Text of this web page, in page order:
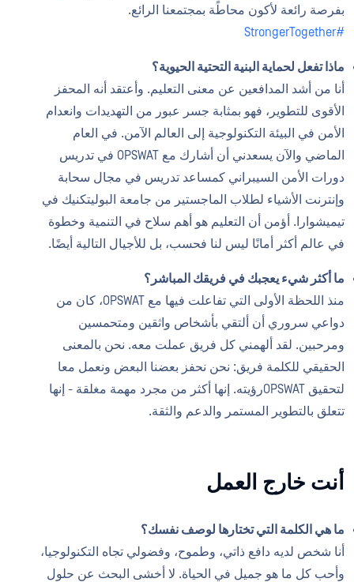
بفرصة رائعة لأكون محاطًة بمجتمعنا الرائع.
#StrongerTogether
ماذا تفعل لحماية البنية التحتية الحيوية؟
أنا من أشد المدافعين عن معنى التعليم. وأعتقد أنه المحفز
الأقوى للتطوير، فهو بمثابة جسر عبور من التهديدات وانعدام
الأمن في البيئة التكنولوجية إلى العالم الآمن. في العام
الماضي والآن يسعدني أن أشارك مع OPSWAT في تدريس
دورات الأمن السيبراني كمساعد تدريس في مجال سحابة
وإنترنت الأشياء لطلاب الماجستير من جامعة البوليتكنيك في
تيميشوارا. أؤمن أن التعليم هو أهم سلاح في التنمية وخطوة
في عالم أكثر أمانًا ليس لنا فحسب، بل للأجيال التالية أيضًا.
ما أكثر شيء يعجبك في فريقك المباشر؟
منذ اللحظة الأولى التي تفاعلت فيها مع OPSWAT، كان من
دواعي سروري أن ألتقي بأشخاص واثقين ومتحمسين
ومرحبين. لقد ألهمني كل فريق عملت معه. نحن بالمعنى
الحقيقي للكلمة فريق: نحن نحفز بعضنا البعض ونعمل معا
لتحقيق OPSWATرؤيته. إنها أكثر من مجرد مهمة مغلقة - إنها
تتعلق بالتطوير المستمر والدعم والثقة.
أنت خارج العمل
ما هي الكلمة التي تختارها لوصف نفسك؟
أنا شخص لديه دافع ذاتي، وطموح، وفضولي تجاه التكنولوجيا،
وأحب كل ما هو جميل في الحياة. لا أخشى البحث عن حلول